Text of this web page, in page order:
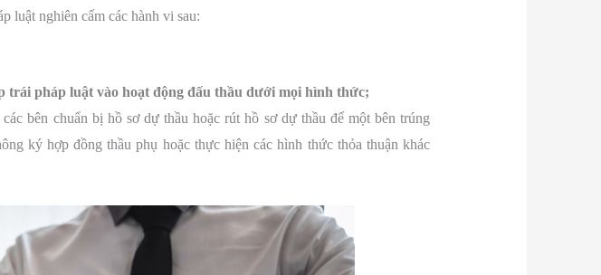
luật nghiên cấm các hành vi sau:
trái pháp luật vào hoạt động đấu thầu dưới mọi hình thức;
bên chuẩn bị hồ sơ dự thầu hoặc rút hồ sơ dự thầu để một bên trúng
ký hợp đồng thầu phụ hoặc thực hiện các hình thức thỏa thuận khác